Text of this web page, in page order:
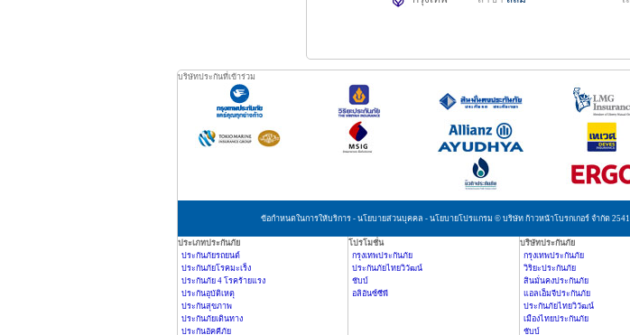
บริษัทประกันที่เข้าร่วม
ข้อกำหนดในการให้บริการ - นโยบายส่วนบุคคล - นโยบายโปรแกรม © บริษัท ก้าวหน้าโบรกเกอร์ จำกัด
ประเภทประกันภัย โปรโมชั่น บริษัทประกันภัย
ประกันภัยรถยนต์
ประกันภัยโรคมะเร็ง
ประกันภัย 4 โรคร้ายแรง
ประกันอุบัติเหตุ
ประกันสุขภาพ
ประกันภัยเดินทาง
ประกันอัคคีภัย
กรุงเทพประกันภัย
ประกันภัยไทยวิวัฒน์
ชับบ์
อลิอันซ์ซีพี
กรุงเทพประกันภัย
วิริยะประกันภัย
สินมั่นคงประกันภัย
แอลเอ็มจีประกันภัย
ประกันภัยไทยวิวัฒน์
เมืองไทยประกันภัย
ชับบ์